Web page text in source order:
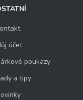
účet
poukazy
a tipy